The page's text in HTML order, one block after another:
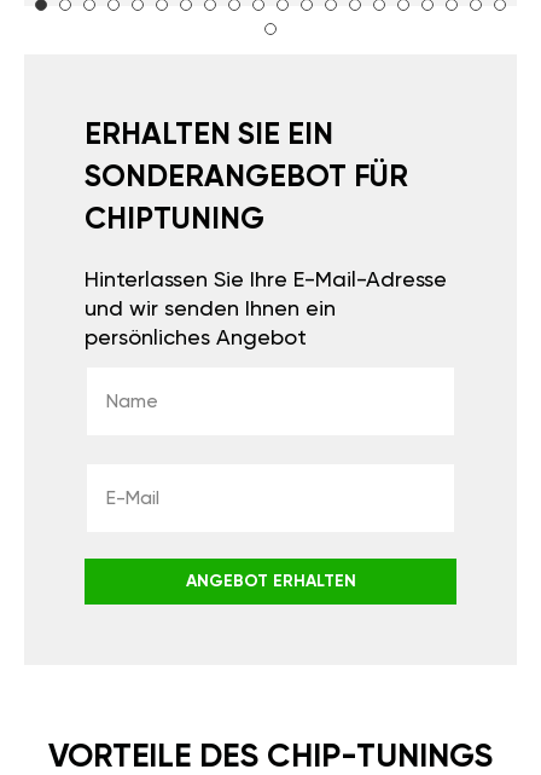
ERHALTEN SIE EIN
SONDERANGEBOT FÜR
CHIPTUNING
Hinterlassen Sie Ihre E-Mail-Adresse
und wir senden Ihnen ein
persönliches Angebot
ANGEBOT ERHALTEN
VORTEILE DES CHIP-TUNINGS